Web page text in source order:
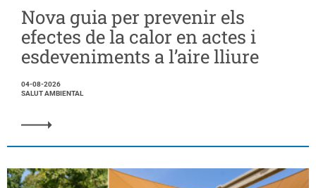
Nova guia per prevenir els
efectes de la calor en actes i
esdeveniments a l’aire lliure
04-08-2026
SALUT AMBIENTAL